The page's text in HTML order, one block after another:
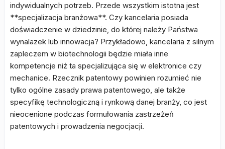
indywidualnych potrzeb. Przede wszystkim istotna jest
**specjalizacja branżowa**. Czy kancelaria posiada
doświadczenie w dziedzinie, do której należy Państwa
wynalazek lub innowacja? Przykładowo, kancelaria z silnym
zapleczem w biotechnologii będzie miała inne
kompetencje niż ta specjalizująca się w elektronice czy
mechanice. Rzecznik patentowy powinien rozumieć nie
tylko ogólne zasady prawa patentowego, ale także
specyfikę technologiczną i rynkową danej branży, co jest
nieocenione podczas formułowania zastrzeżeń
patentowych i prowadzenia negocjacji.